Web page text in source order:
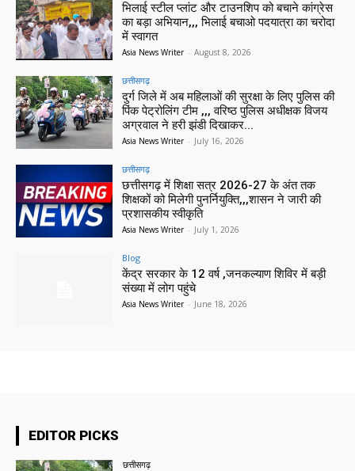
भिलाई स्टील प्लांट और टाउनशिप को बचाने कांग्रेस
का बड़ा अभियान,,, भिलाई बचाओ पदयात्रा का चरोदा
में स्वागत
Asia News Writer - August 8, 2026
छत्तीसगढ़
दुर्ग जिले में अब महिलाओं की सुरक्षा के लिए पुलिस की
पिंक पेट्रोलिंग टीम ,,, वरिष्ठ पुलिस अधीक्षक विजय
अग्रवाल ने हरी झंडी दिखाकर...
Asia News Writer - July 16, 2026
छत्तीसगढ़
छत्तीसगढ़ में शिक्षा सत्र 2026-27 के अंत तक
शिक्षकों को मिलेगी पुनर्नियुक्ति,,,शासन ने जारी की
प्रशासकीय स्वीकृति
Asia News Writer - July 1, 2026
Blog
केंद्र सरकार के 12 वर्ष ,जनकल्याण शिविर में बड़ी
संख्या में लोग पहुंचे
Asia News Writer - June 18, 2026
EDITOR PICKS
छत्तीसगढ़